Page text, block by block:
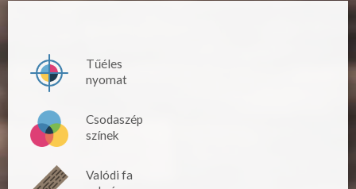
Tűéles
nyomat
Csodaszép
színek
Valódi fa